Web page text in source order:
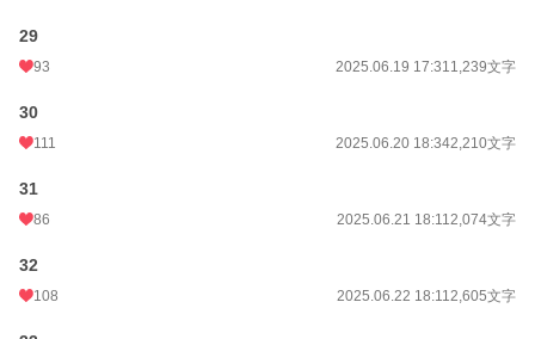
29
93 2025.06.19 17:311,239文字
30
111 2025.06.20 18:342,210文字
31
86 2025.06.21 18:112,074文字
32
108 2025.06.22 18:112,605文字